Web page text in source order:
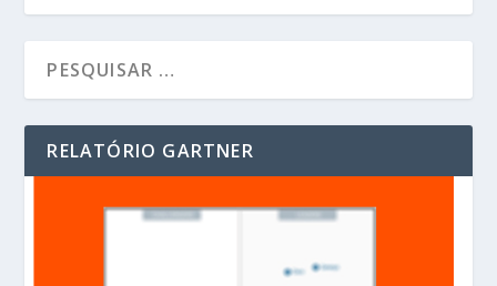
RELATÓRIO GARTNER